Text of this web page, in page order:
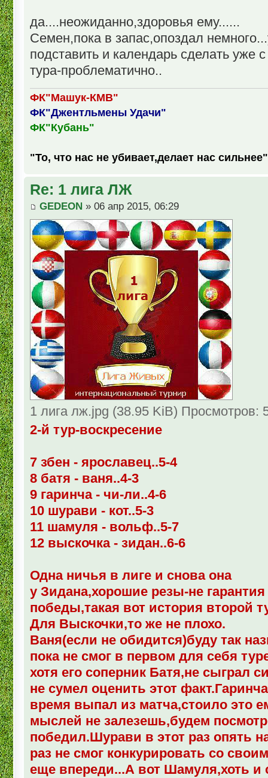
да....неожиданно,здоровья ему......
Семен,пока в запас,опоздал
подставить и календарь сделать уже
тура-проблематично..
ФК"Машук-КМВ"
ФК"Джентльмены Удачи"
ФК"Кубань"
"То, что нас не убивает,делает нас сильнее"
Re: 1 лига ЛЖ
GEDEON » 06 апр 2015, 06:29
1 лига лж.jpg (38.95 KiB) Просмотров:
2-й тур-воскресение
7 збен - ярославец..5-4
8 батя - ваня..4-3
9 гаринча - чи-ли..4-6
10 шурави - кот..5-3
11 шамуля - вольф..5-7
12 выскочка - зидан..6-6
Одна ничья в лиге и снова она
у Зидана,хорошие резы-не гарантия
победы,такая вот история второй
Для Выскочки,то же не плохо.
Ваня(если не обидится)буду так
пока не смог в первом для себя
хотя его соперник Батя,не сыграл
не сумел оценить этот
время выпал из матча,стоило это
мыслей не залезешь,будем
победил.Шурави в этот раз опять
раз не смог конкурировать со
еще впереди...А вот Шамуля,хоть и